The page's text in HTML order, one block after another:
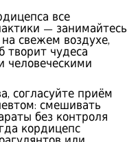
все
— занимайтесь
свежем воздухе,
творит чудеса
человеческими
согласуйте приём
смешивать
без контроля
кордицепс